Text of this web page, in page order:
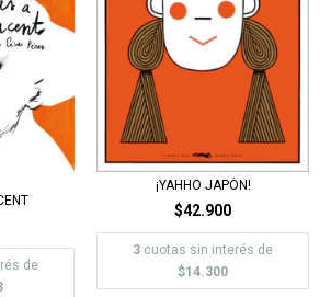
de
¡YAHHO JAPÓN!
$42.900
3 cuotas sin interés de
$14.300